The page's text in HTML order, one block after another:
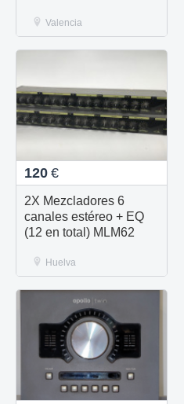
Valencia
120 €
2X Mezcladores 6
canales estéreo + EQ
(12 en total) MLM62
Huelva